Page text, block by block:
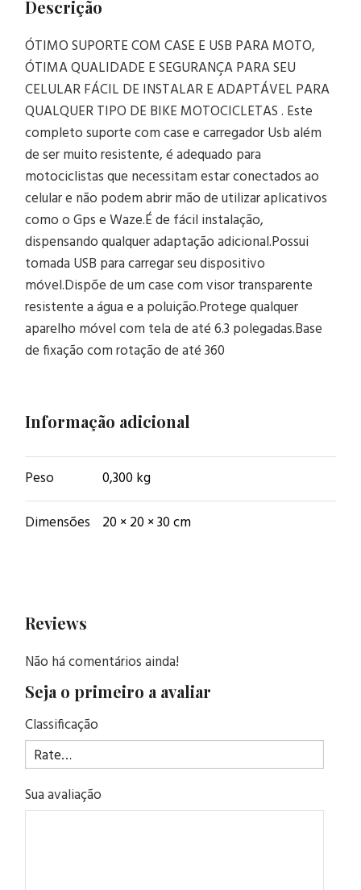
Descrição
ÓTIMO SUPORTE COM CASE E USB PARA MOTO,
ÓTIMA QUALIDADE E SEGURANÇA PARA SEU
CELULAR FÁCIL DE INSTALAR E ADAPTÁVEL PARA
QUALQUER TIPO DE BIKE MOTOCICLETAS . Este
completo suporte com case e carregador Usb além
de ser muito resistente, é adequado para
motociclistas que necessitam estar conectados ao
celular e não podem abrir mão de utilizar aplicativos
como o Gps e Waze.É de fácil instalação,
dispensando qualquer adaptação adicional.Possui
tomada USB para carregar seu dispositivo
móvel.Dispõe de um case com visor transparente
resistente a água e a poluição.Protege qualquer
aparelho móvel com tela de até 6.3 polegadas.Base
de fixação com rotação de até 360
Informação adicional
Peso 0,300 kg
Dimensões 20 × 20 × 30 cm
Reviews
Não há comentários ainda!
Seja o primeiro a avaliar
Classificação
Sua avaliação